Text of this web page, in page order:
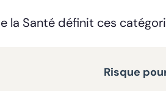
la Santé définit ces
Risque